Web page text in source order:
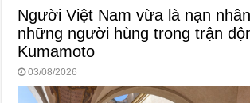
Người Việt Nam vừa là nạn
những người hùng trong trận
Kumamoto
03/08/2026